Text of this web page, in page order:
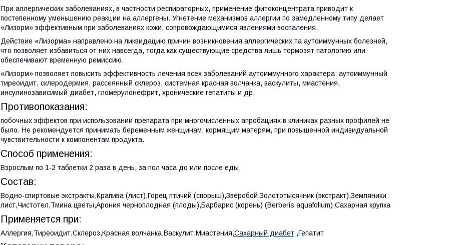
При аллергических заболеваниях, в частности респираторных, применение фитоконцентрата приводит к
постепенному уменьшению реакции на аллергены. Угнетение механизмов аллергии по замедленному типу делает
«Лизорм» эффективным при заболеваниях кожи, сопровождающимися явлениями воспаления.
Действие «Лизорма» направлено на ликвидацию причин возникновения аллергических та аутоиммунных болезней,
что позволяет избавиться от них навсегда, тогда как существующие средства лишь тормозят патологию или
обеспечивают временную ремиссию.
«Лизорм» позволяет повысить эффективность лечения всех заболеваний аутоиммунного характера: аутоиммунный
тиреоидит, склеродермия, рассеянный склероз, системная красная волчанка, васкулиты, миастения,
инсулинозависимый диабет, гломерулонефрит, хронические гепатиты и др.
Противопоказания:
побочных эффектов при использовании препарата при многочисленных апробациях в клиниках разных профилей не
было. Не рекомендуется принимать беременным женщинам, кормящим матерям, при повышенной индивидуальной
чувствительности к компонентам продукта.
Способ применения:
Взрослым по 1-2 таблетки 2 раза в день, за пол часа до или после еды.
Состав:
Водно-спиртовые экстракты,Крапива (лист),Горец птичий (спорыш),Зверобой,Золототысячник (экстракт),Земляники
лист,Чистотел,Тмина цветы,Арония черноплодная (плоды),Барбарис (корень) (Berberis aquafolium),Сахарная крупка
Применяется при:
Аллергия,Тиреоидит,Склероз,Красная волчанка,Васкулит,Миастения,Сахарный диабет ,Гепатит